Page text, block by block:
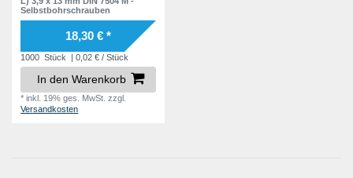
Selbstbohrschrauben
18,30 € *
1000 Stück | 0,02 € / Stück
In den Warenkorb
*inkl. 19% ges. MwSt. zzgl.
Versandkosten